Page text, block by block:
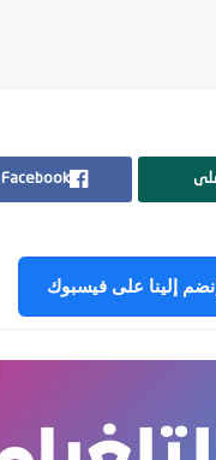
Facebook شارك على
إنضم إلينا على فيسبوك